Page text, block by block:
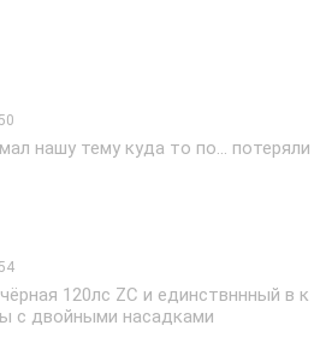
нашу тему куда то по... потеряли
120лс ZC и единствннный в к
с двойными насадками